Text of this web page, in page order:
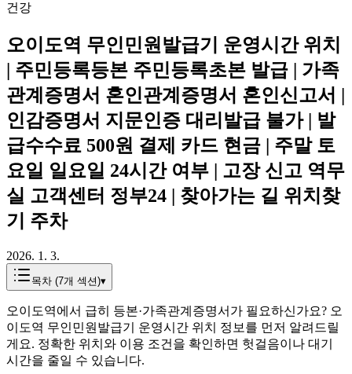
건강
오이도역 무인민원발급기 운영시간 위치
| 주민등록등본 주민등록초본 발급 | 가족
관계증명서 혼인관계증명서 혼인신고서 |
인감증명서 지문인증 대리발급 불가 | 발
급수수료 500원 결제 카드 현금 | 주말 토
요일 일요일 24시간 여부 | 고장 신고 역무
실 고객센터 정부24 | 찾아가는 길 위치찾
기 주차
2026. 1. 3.
목차 (7개 섹션)▾
오이도역에서 급히 등본·가족관계증명서가 필요하신가요? 오
이도역 무인민원발급기 운영시간 위치 정보를 먼저 알려드릴
게요. 정확한 위치와 이용 조건을 확인하면 헛걸음이나 대기
시간을 줄일 수 있습니다.